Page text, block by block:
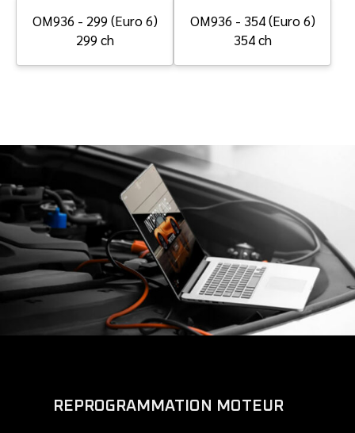
OM936 - 299 (Euro 6)
299 ch
OM936 - 354 (Euro 6)
354 ch
REPROGRAMMATION MOTEUR